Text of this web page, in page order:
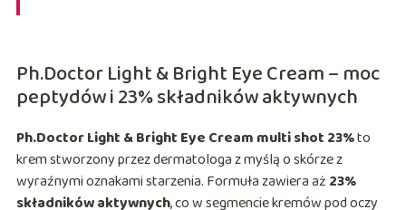
Ph.Doctor Light & Bright Eye Cream – moc
peptydów i 23% składników aktywnych
Ph.Doctor Light & Bright Eye Cream multi shot 23%to
krem stworzony przez dermatologa z myślą o skórze z
wyraźnymi oznakami starzenia. Formuła zawiera aż 23%
składników aktywnych, co w segmencie kremów pod oczy